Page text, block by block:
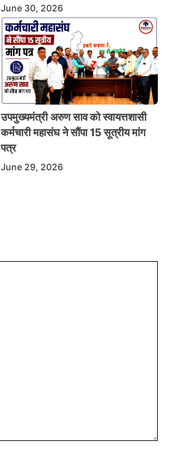
June 30, 2026
उपमुख्यमंत्री अरुण साव को स्वायत्तशासी
कर्मचारी महासंघ ने सौंपा 15 सूत्रीय मांग
पत्र
June 29, 2026